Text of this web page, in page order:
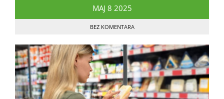
MAJ 8 2025
BEZ KOMENTARA